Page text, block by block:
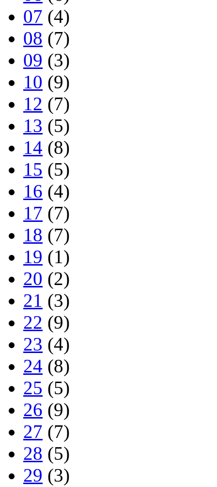
07 (4)
08 (7)
09 (3)
10 (9)
12 (7)
13 (5)
14 (8)
15 (5)
16 (4)
17 (7)
18 (7)
19 (1)
20 (2)
21 (3)
22 (9)
23 (4)
24 (8)
25 (5)
26 (9)
27 (7)
28 (5)
29 (3)